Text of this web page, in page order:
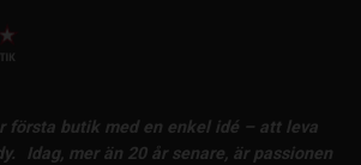
första butik med en enkel idé – att leva
Idag, mer än 20 år senare, är passionen